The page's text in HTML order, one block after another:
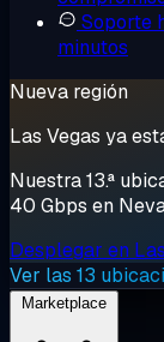
Soporte
minutos
Nueva región
Las Vegas ya
Nuestra 13.ª
40 Gbps en
Desplegar en
Ver las 13